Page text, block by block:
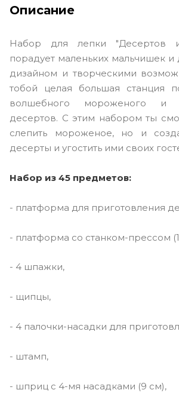
Описание
Набор для лепки "Десертов
порадует маленьких мальчишек
дизайном и творческими
тобой целая большая станция
волшебного мороженого и
десертов. С этим набором ты
слепить мороженое, но и
десерты и угостить ими своих
Набор из 45 предметов:
- платформа для приготовления
- платформа со станком-прессом
- 4 шпажки,
- щипцы,
- 4 палочки-насадки для
- штамп,
- шприц с 4-мя насадками (9 см),